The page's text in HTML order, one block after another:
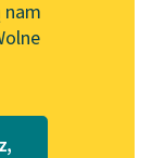
formacie PDF
nam